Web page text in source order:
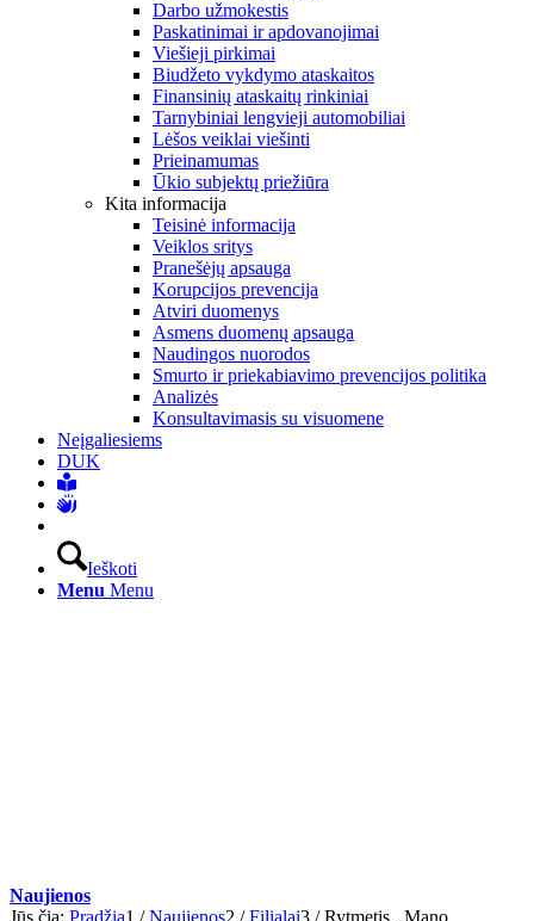
Darbo užmokestis
Paskatinimai ir apdovanojimai
Viešieji pirkimai
Biudžeto vykdymo ataskaitos
Finansinių ataskaitų rinkiniai
Tarnybiniai lengvieji automobiliai
Lėšos veiklai viešinti
Prieinamumas
Ūkio subjektų priežiūra
Kita informacija
Teisinė informacija
Veiklos sritys
Pranešėjų apsauga
Korupcijos prevencija
Atviri duomenys
Asmens duomenų apsauga
Naudingos nuorodos
Smurto ir priekabiavimo prevencijos politika
Analizės
Konsultavimasis su visuomene
Neįgaliesiems
DUK
Ieškoti
Menu Menu
Naujienos